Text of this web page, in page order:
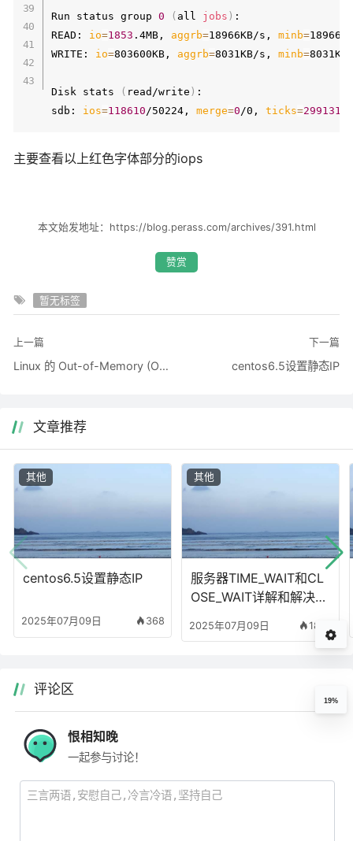
Run status group 0 ( all jobs ) :
READ: io=1853 .4MB, aggrb=18966KB/s, minb=
WRITE: io=803600KB, aggrb=8031KB/s, minb=
Disk stats ( read/write ) :
sdb: ios=118610 /50224, merge=0 /0, ticks=2991317
主要查看以上红色字体部分的iops
本文始发地址：https://blog.perass.com/archives/391.html
赞赏
暂无标签
上一篇
Linux 的 Out-of-Memory (OOM) Killer
下一篇
centos6.5设置静态IP
文章推荐
centos6.5设置静态IP
2025年07月09日 368
其他
服务器TIME_WAIT和CL
OSE_WAIT详解和解决办
2025年07月09日 1829
其他
评论区
恨相知晚
一起参与讨论！
19%